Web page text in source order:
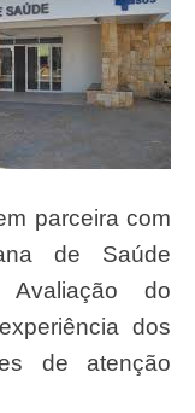
parceira com
de Saúde
do
dos
de atenção